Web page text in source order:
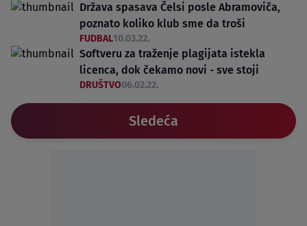
Država spasava Čelsi posle Abramoviča,
poznato koliko klub sme da troši
FUDBAL10.03.22.
Softveru za traženje plagijata istekla
licenca, dok čekamo novi - sve stoji
DRUŠTVO06.02.22.
Sledeća